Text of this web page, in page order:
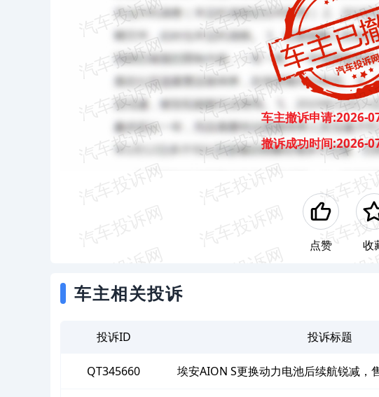
车主撤诉申请:2026-
撤诉成功时间:2026-
点赞 收
车主相关投诉
投诉ID 投诉标题
QT345660 埃安AION S更换动力电池后续航锐减，